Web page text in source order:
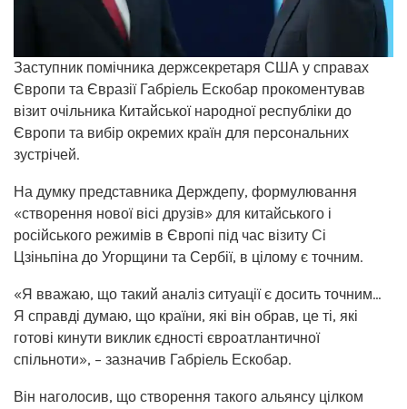
Заступник помічника держсекретаря США у справах
Європи та Євразії Габріель Ескобар прокоментував
візит очільника Китайської народної республіки до
Європи та вибір окремих країн для персональних
зустрічей.
На думку представника Держдепу, формулювання
«створення нової вісі друзів» для китайського і
російського режимів в Європі під час візиту Сі
Цзіньпіна до Угорщини та Сербії, в цілому є точним.
«Я вважаю, що такий аналіз ситуації є досить точним…
Я справді думаю, що країни, які він обрав, це ті, які
готові кинути виклик єдності євроатлантичної
спільноти», – зазначив Габріель Ескобар.
Він наголосив, що створення такого альянсу цілком